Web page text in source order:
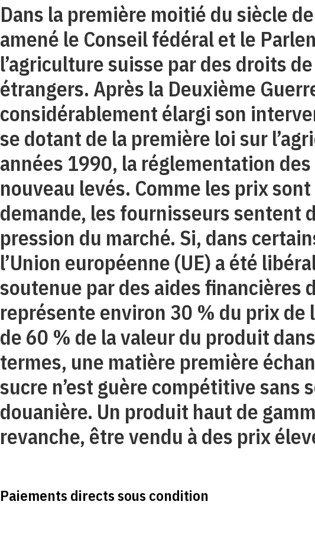
Dans la première moitié du siècle
amené le Conseil fédéral et le
l’agriculture suisse par des droits
étrangers. Après la Deuxième
considérablement élargi son
se dotant de la première loi sur
années 1990, la réglementation
nouveau levés. Comme les prix
demande, les fournisseurs sentent
pression du marché. Si, dans
l’Union européenne (UE) a été
soutenue par des aides financières
représente environ 30 % du prix de
de 60 % de la valeur du produit
termes, une matière première
sucre n’est guère compétitive sans
douanière. Un produit haut de
revanche, être vendu à des prix
Paiements directs sous condition